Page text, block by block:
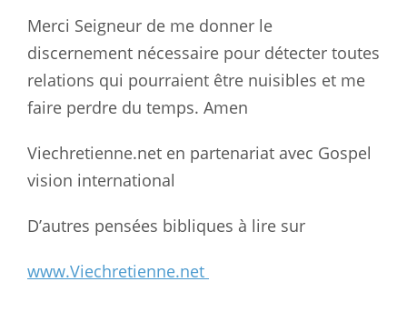
Merci Seigneur de me donner le
discernement nécessaire pour détecter toutes
relations qui pourraient être nuisibles et me
faire perdre du temps. Amen
Viechretienne.net en partenariat avec Gospel
vision international
D’autres pensées bibliques à lire sur
www.Viechretienne.net